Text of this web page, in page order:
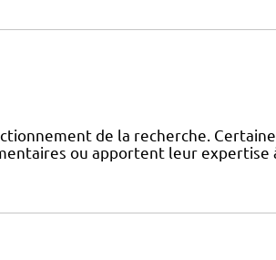
de la recherche.
ou apportent leur expertise